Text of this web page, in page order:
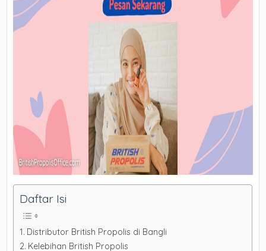
Daftar Isi
Distributor British Propolis di Bangli
Kelebihan British Propolis